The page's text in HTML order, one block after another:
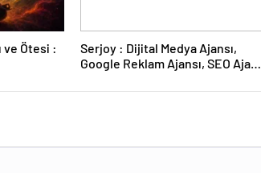
ve Ötesi :
Serjoy : Dijital Medya Ajansı,
Google Reklam Ajansı, SEO Ajansı